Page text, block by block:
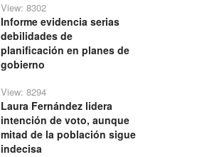
View: 8302
Informe evidencia serias
debilidades de
planificación en planes de
gobierno
View: 8294
Laura Fernández lidera
intención de voto, aunque
mitad de la población sigue
indecisa